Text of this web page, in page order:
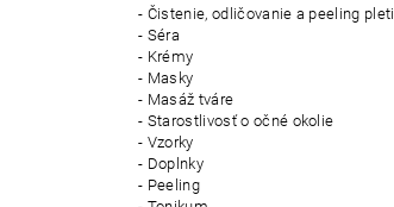
Čistenie, odličovanie a peeling pleti
Séra
Krémy
Masky
Masáž tváre
Starostlivosť o očné okolie
Vzorky
Doplnky
Peeling